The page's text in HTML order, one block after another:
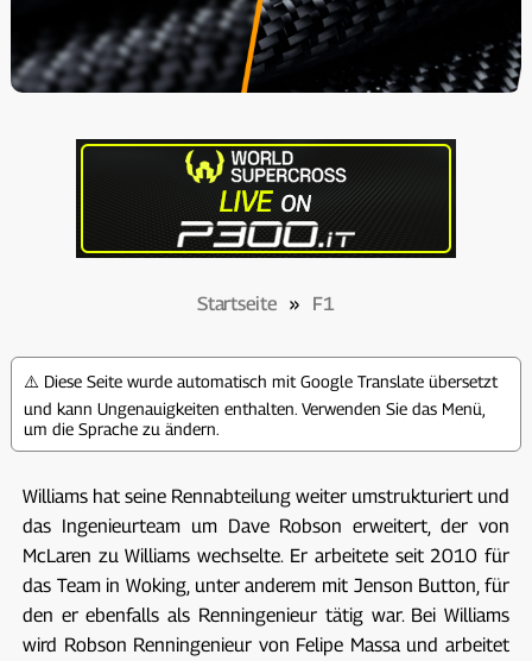
Startseite » F1
⚠️ Diese Seite wurde automatisch mit Google Translate übersetzt
und kann Ungenauigkeiten enthalten. Verwenden Sie das Menü,
um die Sprache zu ändern.
Williams hat seine Rennabteilung weiter umstrukturiert und
das Ingenieurteam um Dave Robson erweitert, der von
McLaren zu Williams wechselte. Er arbeitete seit 2010 für
das Team in Woking, unter anderem mit Jenson Button, für
den er ebenfalls als Renningenieur tätig war. Bei Williams
wird Robson Renningenieur von Felipe Massa und arbeitet